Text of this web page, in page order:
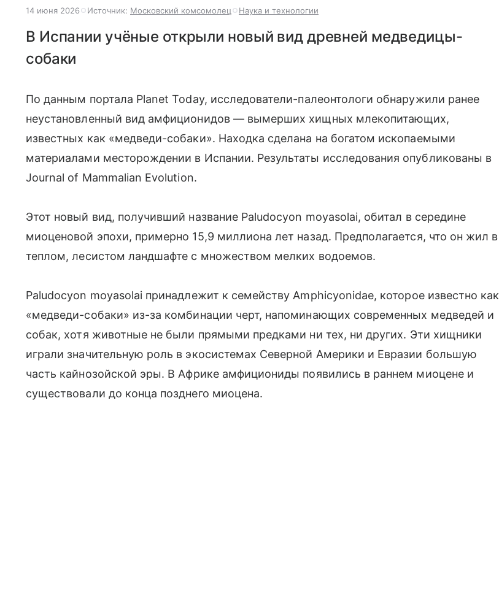
14 июня 2026 Источник: Московский комсомолец Наука и технологии
В Испании учёные открыли новый вид древней медведицы-
собаки
По данным портала Planet Today, исследователи-палеонтологи обнаружили ранее
неустановленный вид амфиционидов — вымерших хищных млекопитающих,
известных как «медведи-собаки». Находка сделана на богатом ископаемыми
материалами месторождении в Испании. Результаты исследования опубликованы в
Journal of Mammalian Evolution.
Этот новый вид, получивший название Paludocyon moyasolai, обитал в середине
миоценовой эпохи, примерно 15,9 миллиона лет назад. Предполагается, что он жил в
теплом, лесистом ландшафте с множеством мелких водоемов.
Paludocyon moyasolai принадлежит к семейству Amphicyonidae, которое известно как
«медведи-собаки» из-за комбинации черт, напоминающих современных медведей и
собак, хотя животные не были прямыми предками ни тех, ни других. Эти хищники
играли значительную роль в экосистемах Северной Америки и Евразии большую
часть кайнозойской эры. В Африке амфициониды появились в раннем миоцене и
существовали до конца позднего миоцена.